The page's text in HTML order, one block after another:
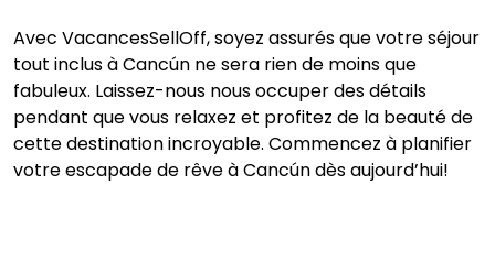
Avec VacancesSellOff, soyez assurés que votre séjour
tout inclus à Cancún ne sera rien de moins que
fabuleux. Laissez-nous nous occuper des détails
pendant que vous relaxez et profitez de la beauté de
cette destination incroyable. Commencez à planifier
votre escapade de rêve à Cancún dès aujourd’hui!